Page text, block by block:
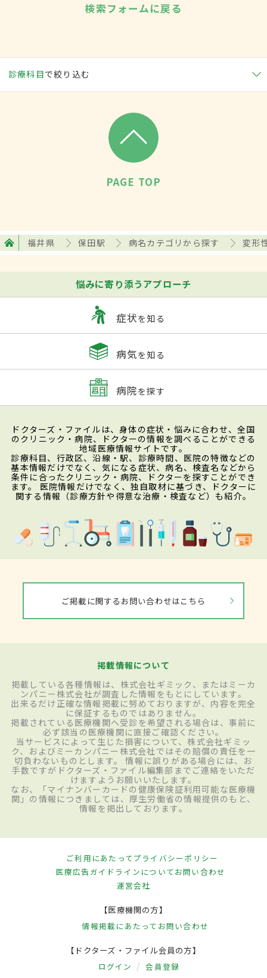
検索フォームに戻る
診療科目で絞り込む
PAGE TOP
福井県 保田駅 病名カテゴリから探す 変形
悩みに寄り添うアプローチ
症状を知る
病気を知る
病院を探す
ドクターズ・ファイルは、身体の症状・悩みに合わせ、全国
のクリニック・病院、ドクターの情報を調べることができる
地域医療情報サイトです。
診療科目、行政区、沿線・駅、診療時間、医院の特徴などの
基本情報だけでなく、気になる症状、病名、検査名などから
条件に合ったクリニック・病院、ドクターを探すことができ
ます。 医院情報だけでなく、独自取材に基づき、ドクターに
関する情報（診療方針や得意な治療・検査など）も紹介。
ご掲載に関するお問い合わせはこちら
掲載情報について
掲載している各種情報は、株式会社ギミック、またはミーカ
ンパニー株式会社が調査した情報をもとにしています。
出来るだけ正確な情報掲載に努めておりますが、内容を完全
に保証するものではありません。
掲載されている医療機関へ受診を希望される場合は、事前に
必ず該当の医療機関に直接ご確認ください。
当サービスによって生じた損害について、株式会社ギミッ
ク、およびミーカンパニー株式会社ではその賠償の責任を一
切負わないものとします。 情報に誤りがある場合には、お
手数ですがドクターズ・ファイル編集部までご連絡をいただ
けますようお願いいたします。
なお、「マイナンバーカードの健康保険証利用可能な医療機
関」の情報につきましては、厚生労働省の情報提供のもと、
情報を掲出しております。
ご利用にあたってプライバシーポリシー
医療広告ガイドラインについてお問い合わせ
運営会社
【医療機関の方】
情報掲載にあたって お問い合わせ
【ドクターズ・ファイル会員の方】
ログイン 会員登録